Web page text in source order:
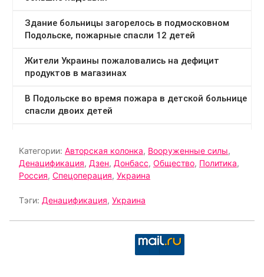
Категории: Авторская колонка, Вооруженные силы,
Денацификация, Дзен, Донбасс, Общество, Политика,
Россия, Спецоперация, Украина
Тэги: Денацификация, Украина